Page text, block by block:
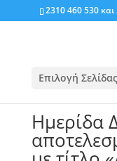
2310 460 530 και
Επιλογή Σελίδας
Ημερίδα